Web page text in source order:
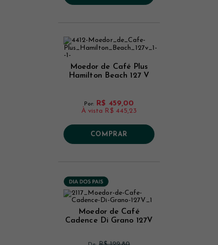
Moedor de Café Plus
Hamilton Beach 127 V
Por: R$ 459,00
À vista R$ 445,23
COMPRAR
Moedor de Café
Cadence Di Grano 127V